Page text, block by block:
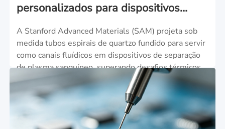
personalizados para dispositivos
avançados de separação de plasma
sanguíneo
A Stanford Advanced Materials (SAM) projeta sob
medida tubos espirais de quartzo fundido para servir
como canais fluídicos em dispositivos de separação
de plasma sanguíneo, superando desafios térmicos
para garantir uma transmissão ideal de raios UV e
engenharia de precisão.
SAIBA MAIS >